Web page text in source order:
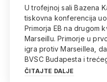
U trofejnoj sali Bazena
tiskovna konferencija
Primorja EB na drugom
Marseillu. Primorje u
igra protiv Marseillea,
BVSC Budapesta i
ČITAJTE DALJE